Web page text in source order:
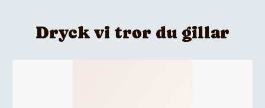
Dryck vi tror du gillar